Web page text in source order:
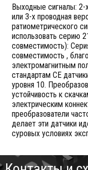
Выходные сигналы: 2-
или 3-х проводная
ратиометрического
использовать серию
совместимость):
совместимость ,
электромагнитным
стандартам CE
уровня 10.
устойчивость к
электрическим
преобразователи
делает эти датчики
суровых условиях